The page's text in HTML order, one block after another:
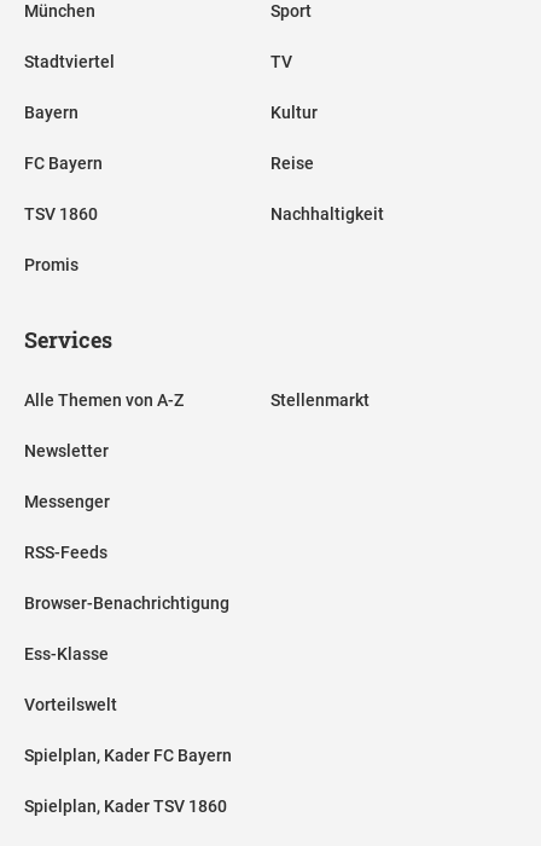
München
Stadtviertel
Bayern
FC Bayern
TSV 1860
Promis
Sport
TV
Kultur
Reise
Nachhaltigkeit
Services
Alle Themen von A-Z
Newsletter
Messenger
RSS-Feeds
Browser-Benachrichtigung
Ess-Klasse
Vorteilswelt
Spielplan, Kader FC Bayern
Spielplan, Kader TSV 1860
Stellenmarkt